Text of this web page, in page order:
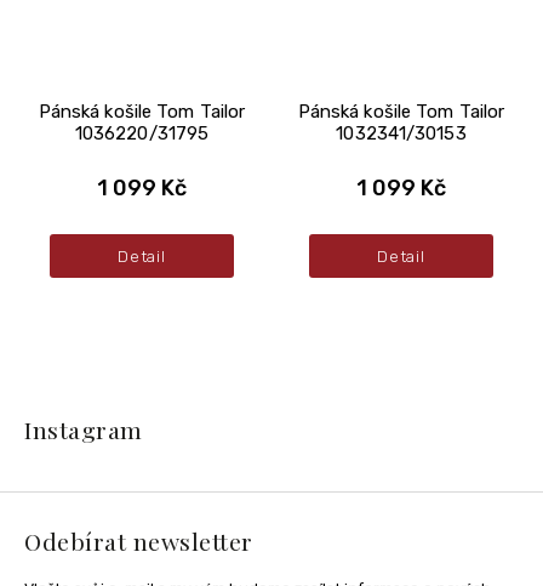
Pánská košile Tom Tailor
1036220/31795
1 099 Kč
Detail
Pánská košile Tom Tailor
1032341/30153
1 099 Kč
Detail
t
Instagram
Odebírat newsletter